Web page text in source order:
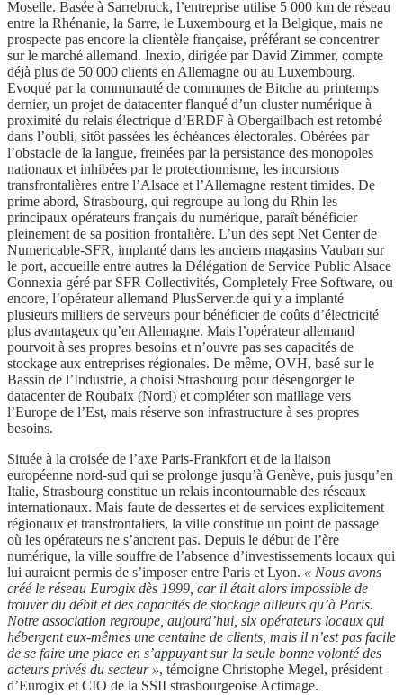
Moselle. Basée à Sarrebruck, l’entreprise utilise 5 000 km de réseau
entre la Rhénanie, la Sarre, le Luxembourg et la Belgique, mais ne
prospecte pas encore la clientèle française, préférant se concentrer
sur le marché allemand. Inexio, dirigée par David Zimmer, compte
déjà plus de 50 000 clients en Allemagne ou au Luxembourg.
Evoqué par la communauté de communes de Bitche au printemps
dernier, un projet de datacenter flanqué d’un cluster numérique à
proximité du relais électrique d’ERDF à Obergailbach est retombé
dans l’oubli, sitôt passées les échéances électorales. Obérées par
l’obstacle de la langue, freinées par la persistance des monopoles
nationaux et inhibées par le protectionnisme, les incursions
transfrontalières entre l’Alsace et l’Allemagne restent timides. De
prime abord, Strasbourg, qui regroupe au long du Rhin les
principaux opérateurs français du numérique, paraît bénéficier
pleinement de sa position frontalière. L’un des sept Net Center de
Numericable-SFR, implanté dans les anciens magasins Vauban sur
le port, accueille entre autres la Délégation de Service Public Alsace
Connexia géré par SFR Collectivités, Completely Free Software, ou
encore, l’opérateur allemand PlusServer.de qui y a implanté
plusieurs milliers de serveurs pour bénéficier de coûts d’électricité
plus avantageux qu’en Allemagne. Mais l’opérateur allemand
pourvoit à ses propres besoins et n’ouvre pas ses capacités de
stockage aux entreprises régionales. De même, OVH, basé sur le
Bassin de l’Industrie, a choisi Strasbourg pour désengorger le
datacenter de Roubaix (Nord) et compléter son maillage vers
l’Europe de l’Est, mais réserve son infrastructure à ses propres
besoins.
Située à la croisée de l’axe Paris-Frankfort et de la liaison
européenne nord-sud qui se prolonge jusqu’à Genève, puis jusqu’en
Italie, Strasbourg constitue un relais incontournable des réseaux
internationaux. Mais faute de dessertes et de services explicitement
régionaux et transfrontaliers, la ville constitue un point de passage
où les opérateurs ne s’ancrent pas. Depuis le début de l’ère
numérique, la ville souffre de l’absence d’investissements locaux qui
lui auraient permis de s’imposer entre Paris et Lyon. « Nous avons
créé le réseau Eurogix dès 1999, car il était alors impossible de
trouver du débit et des capacités de stockage ailleurs qu’à Paris.
Notre association regroupe, aujourd’hui, six opérateurs locaux qui
hébergent eux-mêmes une centaine de clients, mais il n’est pas facile
de se faire une place en s’appuyant sur la seule bonne volonté des
acteurs privés du secteur », témoigne Christophe Megel, président
d’Eurogix et CIO de la SSII strasbourgeoise Actimage.